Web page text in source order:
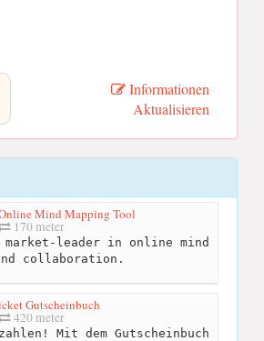
Informationen
Aktualisieren
Mind Mapping Tool
170 meter
leader in online mind
collaboration.
Gutscheinbuch
420 meter
Mit dem Gutscheinbuch